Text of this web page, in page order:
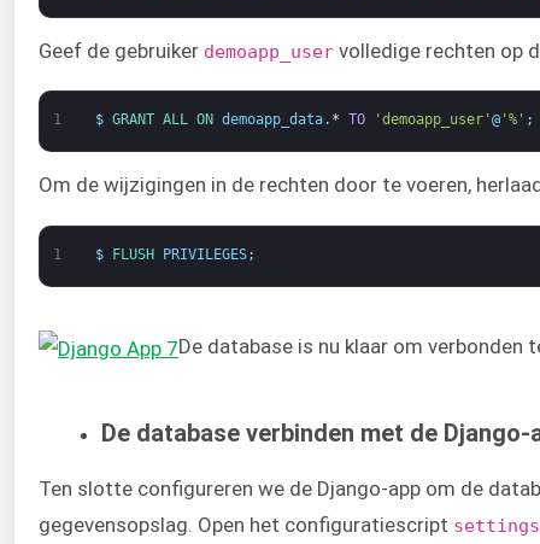
Geef de gebruiker demoapp_user volledige rechten op
1 $ GRANT ALL ON demoapp_data. * TO 'demoapp_user' @'%' ;
Om de wijzigingen in de rechten door te voeren,
1 $ FLUSH PRIVILEGES;
De database is nu klaar om verbonden
De database verbinden met de Django-
Ten slotte configureren we de Django-app om de
gegevensopslag. Open het configuratiescript